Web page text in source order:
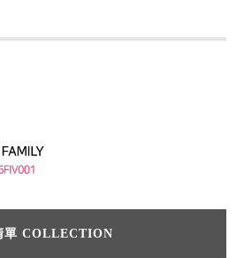
單 COLLECTION